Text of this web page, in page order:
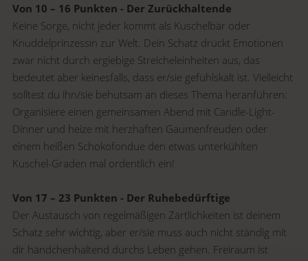
Von 10 – 16 Punkten - Der Zurückhaltende
Keine Sorge, nicht jeder kommt als Kuschelbär oder
Knuddelprinzessin zur Welt. Dein Schatz drückt Emotionen
zwar nicht durch ergiebige Streicheleinheiten aus, das
bedeutet aber keinesfalls, dass er/sie gefühlskalt ist. Vielleicht
solltest du ihn/sie behutsam an dieses Thema heranführen:
Organisiere einen gemeinsamen Abend mit Candle-Light-
Dinner und heize mit herzhaften Gaumenfreuden oder
einem heißen Schokofondue den etwas unterkühlten
Kuschel-Graden mal ordentlich ein!
Von 17 – 23 Punkten - Der Ruhebedürftige
Der Austausch von regelmäßigen Zärtlichkeiten ist deinem
Schatz sehr wichtig, aber er/sie muss auch nicht ständig mit
dir händchenhaltend durchs Leben gehen. Freiraum ist